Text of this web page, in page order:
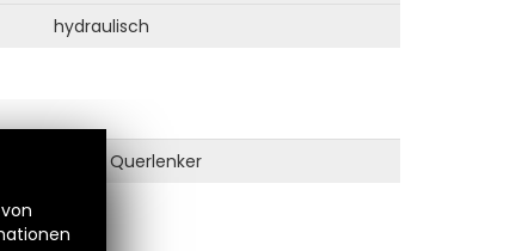
hydraulisch
Querlenker